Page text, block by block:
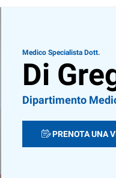
Medico Specialista Dott.
Di
Dipartimento
PRENOTA UNA